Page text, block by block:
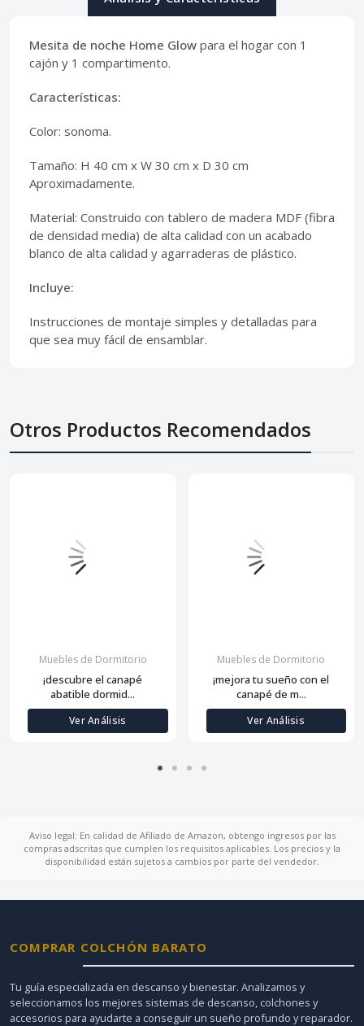
Mesita de noche Home Glow para el hogar con 1
cajón y 1 compartimento.
Características:
Color: sonoma.
Tamaño: H 40 cm x W 30 cm x D 30 cm
Aproximadamente.
Material: Construido con tablero de madera MDF (fibra
de densidad media) de alta calidad con un acabado
blanco de alta calidad y agarraderas de plástico.
Incluye:
Instrucciones de montaje simples y detalladas para
que sea muy fácil de ensamblar.
Otros Productos Recomendados
Muebles de Dormitorio
¡descubre el canapé
abatible dormid...
Ver Análisis
Muebles de Dormitorio
¡mejora tu sueño con el
canapé de m...
Ver Análisis
Aviso legal: En calidad de Afiliado de Amazon, obtengo ingresos por las
compras adscritas que cumplen los requisitos aplicables. Los precios y la
disponibilidad están sujetos a cambios por parte del vendedor.
COMPRAR COLCHÓN BARATO
Tu guía especializada en descanso y bienestar. Analizamos y
seleccionamos los mejores sistemas de descanso, colchones y
accesorios para ayudarte a conseguir un sueño profundo y reparador.